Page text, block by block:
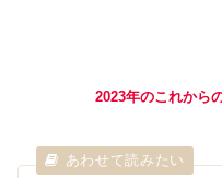
2023年のこれから